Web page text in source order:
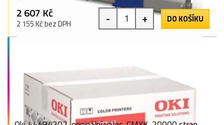
2 607 Kč
2 155 Kč bez DPH - + DO KOŠÍKU